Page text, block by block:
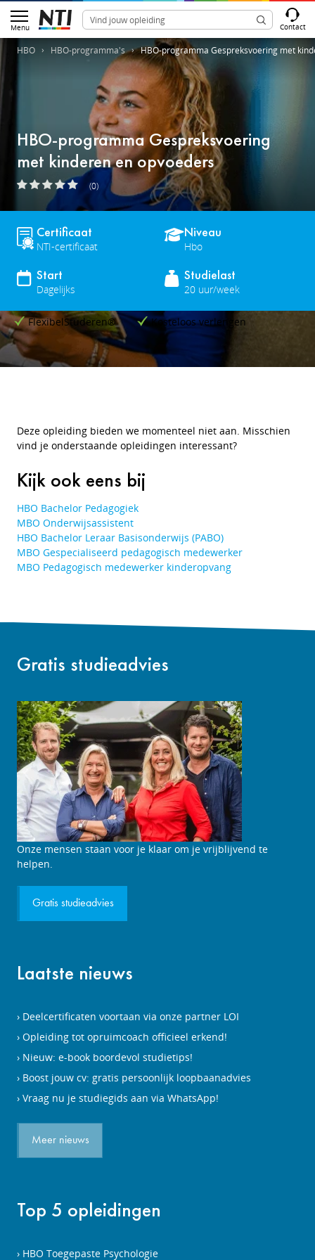
Menu Contact
HBO HBO-programma's HBO-programma Gespreksvoering met
HBO-programma Gespreksvoering
met kinderen en opvoeders
(0)
Certificaat
NTI-certificaat
Niveau
Hbo
Start
Dagelijks
Studielast
20 uur/week
FlexibelStuderen® Kosteloos verlengen
Deze opleiding bieden we momenteel niet aan. Misschien
vind je onderstaande opleidingen interessant?
Kijk ook eens bij
HBO Bachelor Pedagogiek
MBO Onderwijsassistent
HBO Bachelor Leraar Basisonderwijs (PABO)
MBO Gespecialiseerd pedagogisch medewerker
MBO Pedagogisch medewerker kinderopvang
Gratis studieadvies
Studieadviesgesprek
aanvragen
Onze mensen staan voor je klaar om je vrijblijvend te
helpen.
Gratis studieadvies
Laatste nieuws
Deelcertificaten voortaan via onze partner LOI
Opleiding tot opruimcoach officieel erkend!
Nieuw: e-book boordevol studietips!
Boost jouw cv: gratis persoonlijk loopbaanadvies
Vraag nu je studiegids aan via WhatsApp!
Meer nieuws
Top 5 opleidingen
HBO Toegepaste Psychologie